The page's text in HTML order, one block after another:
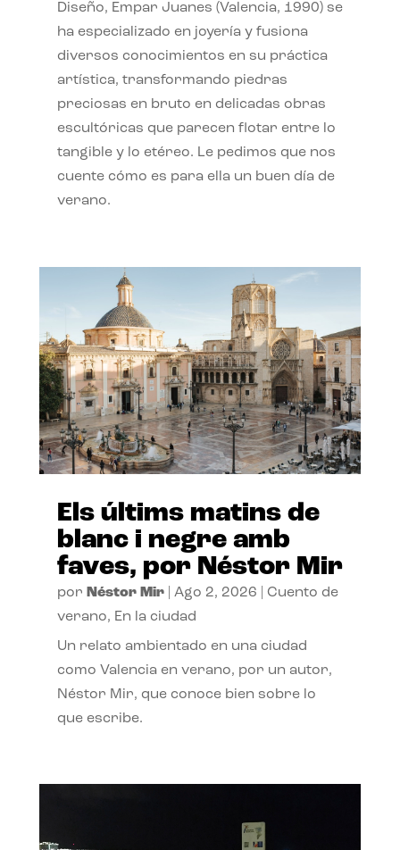
Diseño, Empar Juanes (Valencia, 1990) se
ha especializado en joyería y fusiona
diversos conocimientos en su práctica
artística, transformando piedras
preciosas en bruto en delicadas obras
escultóricas que parecen flotar entre lo
tangible y lo etéreo. Le pedimos que nos
cuente cómo es para ella un buen día de
verano.
Els últims matins de
blanc i negre amb
faves, por Néstor Mir
por Néstor Mir| Ago 2, 2026
Cuento de
verano, En la ciudad
Un relato ambientado en una ciudad
como Valencia en verano, por un autor,
Néstor Mir, que conoce bien sobre lo
que escribe.